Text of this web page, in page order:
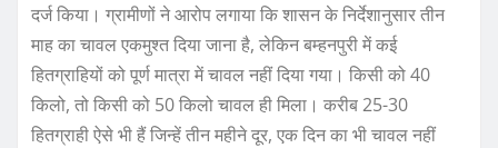
दर्ज किया। ग्रामीणों ने आरोप लगाया कि शासन के निर्देशानुसार तीन
माह का चावल एकमुश्त दिया जाना है, लेकिन बम्हनपुरी में कई
हितग्राहियों को पूर्ण मात्रा में चावल नहीं दिया गया। किसी को 40
किलो, तो किसी को 50 किलो चावल ही मिला। करीब 25-30
हितग्राही ऐसे भी हैं जिन्हें तीन महीने दूर, एक दिन का भी चावल नहीं